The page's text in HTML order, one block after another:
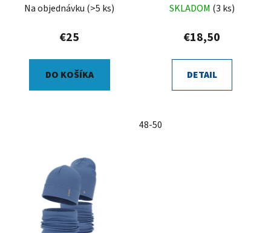
Na objednávku (>5 ks)
€25
DO KOŠÍKA
SKLADOM (3 ks)
€18,50
DETAIL
48-50